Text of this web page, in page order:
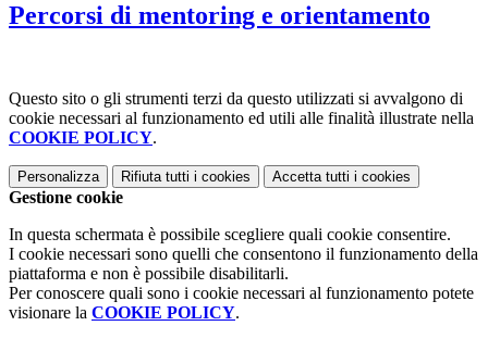
Percorsi di mentoring e orientamento
Questo sito o gli strumenti terzi da questo utilizzati si avvalgono di
cookie necessari al funzionamento ed utili alle finalità illustrate nella
COOKIE POLICY.
Personalizza Rifiuta tutti i cookies Accetta tutti i cookies
Gestione cookie
In questa schermata è possibile scegliere quali cookie consentire.
I cookie necessari sono quelli che consentono il funzionamento della
piattaforma e non è possibile disabilitarli.
Per conoscere quali sono i cookie necessari al funzionamento potete
visionare la COOKIE POLICY.